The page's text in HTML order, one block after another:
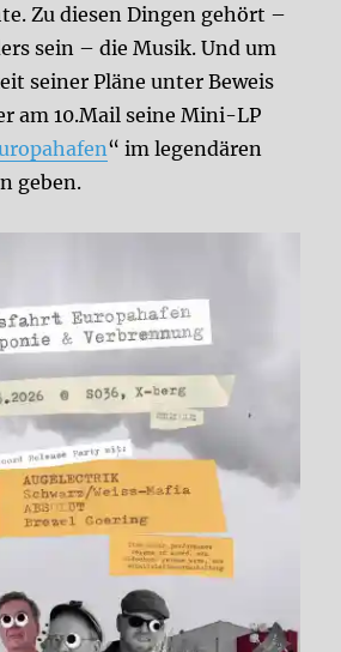
Zu diesen Dingen gehört –
sein – die Musik. Und um
seiner Pläne unter Beweis
am 10.Mail seine Mini-LP
“ im legendären
geben.